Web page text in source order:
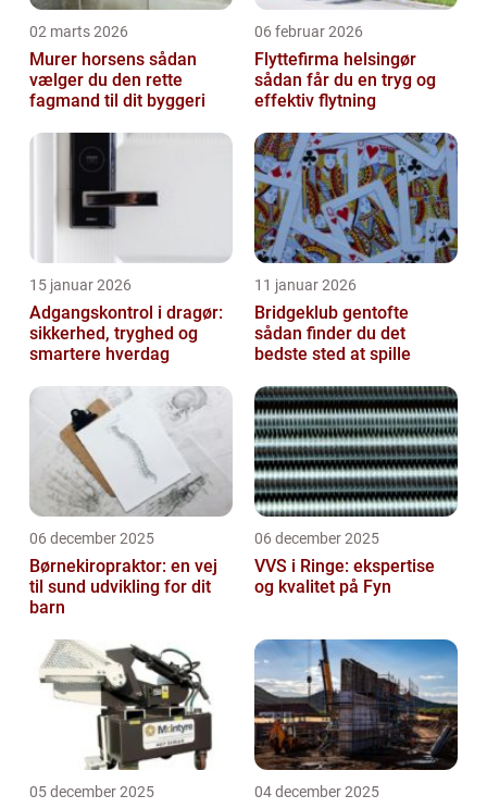
02 marts 2026
Murer horsens sådan
vælger du den rette
fagmand til dit byggeri
06 februar 2026
Flyttefirma helsingør
sådan får du en tryg og
effektiv flytning
15 januar 2026
Adgangskontrol i dragør:
sikkerhed, tryghed og
smartere hverdag
11 januar 2026
Bridgeklub gentofte
sådan finder du det
bedste sted at spille
06 december 2025
Børnekiropraktor: en vej
til sund udvikling for dit
barn
06 december 2025
VVS i Ringe: ekspertise
og kvalitet på Fyn
05 december 2025 04 december 2025